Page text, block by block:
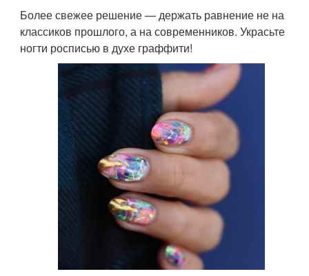
Более свежее решение — держать равнение не на
классиков прошлого, а на современников. Украсьте
ногти росписью в духе граффити!